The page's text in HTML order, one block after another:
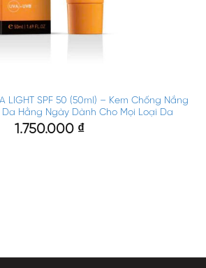
LIGHT SPF 50 (50ml) – Kem Chống Nắng
Da Hằng Ngày Dành Cho Mọi Loại Da
1.750.000 ₫